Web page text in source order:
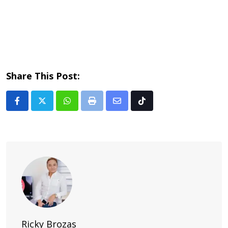
Share This Post:
Whatsapp
Print
Share Tiktok
Ricky Brozas